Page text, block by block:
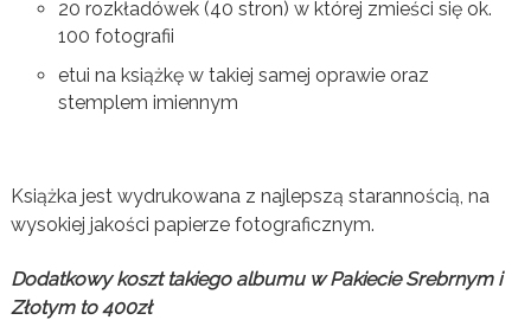
20 rozkładówek (40 stron) w której zmieści się ok.
100 fotografii
etui na książkę w takiej samej oprawie oraz
stemplem imiennym
Książka jest wydrukowana z najlepszą starannością, na
wysokiej jakości papierze fotograficznym.
Dodatkowy koszt takiego albumu w Pakiecie Srebrnym i
Złotym to 400zł